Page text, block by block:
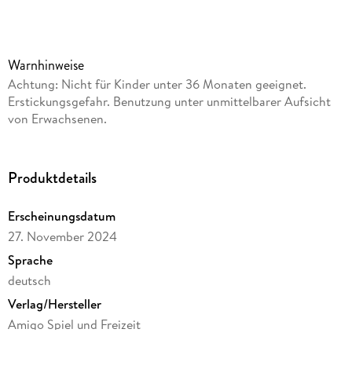
Warnhinweise
Achtung: Nicht für Kinder unter 36 Monaten geeignet.
Erstickungsgefahr. Benutzung unter unmittelbarer Aufsicht
von Erwachsenen.
Produktdetails
Erscheinungsdatum
27. November 2024
Sprache
deutsch
Verlag/Hersteller
Amigo Spiel und Freizeit